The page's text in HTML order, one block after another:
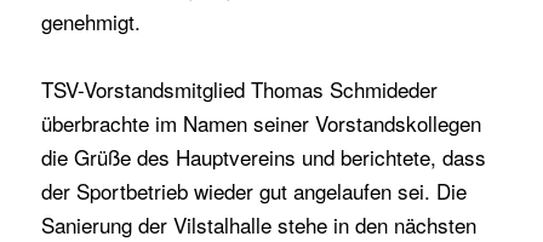
genehmigt.
TSV-Vorstandsmitglied Thomas Schmideder
überbrachte im Namen seiner Vorstandskollegen
die Grüße des Hauptvereins und berichtete, dass
der Sportbetrieb wieder gut angelaufen sei. Die
Sanierung der Vilstalhalle stehe in den nächsten